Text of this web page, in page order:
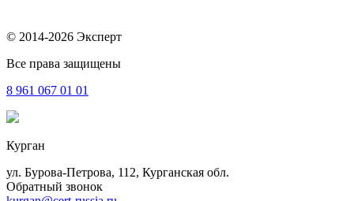
© 2014-2026 Эксперт
Все права защищены
8 961 067 01 01
Курган
ул. Бурова-Петрова, 112, Курганская обл.
Обратный звонок